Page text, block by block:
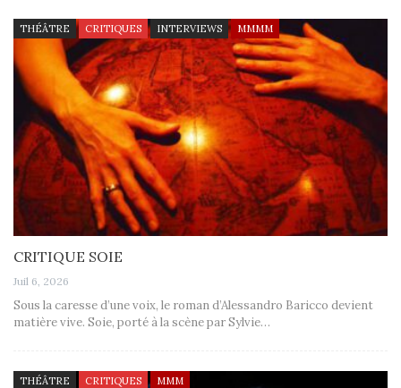
THÉÂTRE CRITIQUES INTERVIEWS MMMM
CRITIQUE SOIE
Juil 6, 2026
Sous la caresse d’une voix, le roman d’Alessandro Baricco devient
matière vive. Soie, porté à la scène par Sylvie…
THÉÂTRE CRITIQUES MMM